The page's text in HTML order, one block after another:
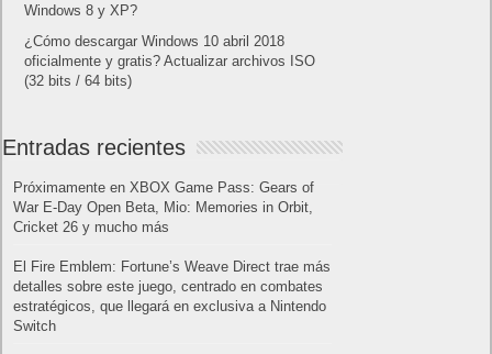
Windows 8 y XP?
¿Cómo descargar Windows 10 abril 2018
oficialmente y gratis? Actualizar archivos ISO
(32 bits / 64 bits)
Entradas recientes
Próximamente en XBOX Game Pass: Gears of
War E-Day Open Beta, Mio: Memories in Orbit,
Cricket 26 y mucho más
El Fire Emblem: Fortune’s Weave Direct trae más
detalles sobre este juego, centrado en combates
estratégicos, que llegará en exclusiva a Nintendo
Switch